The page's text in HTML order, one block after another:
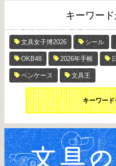
キーワー
文具女子博2026 シール
OKB48 2026年手帳
ペンケース 文具王
キーワー